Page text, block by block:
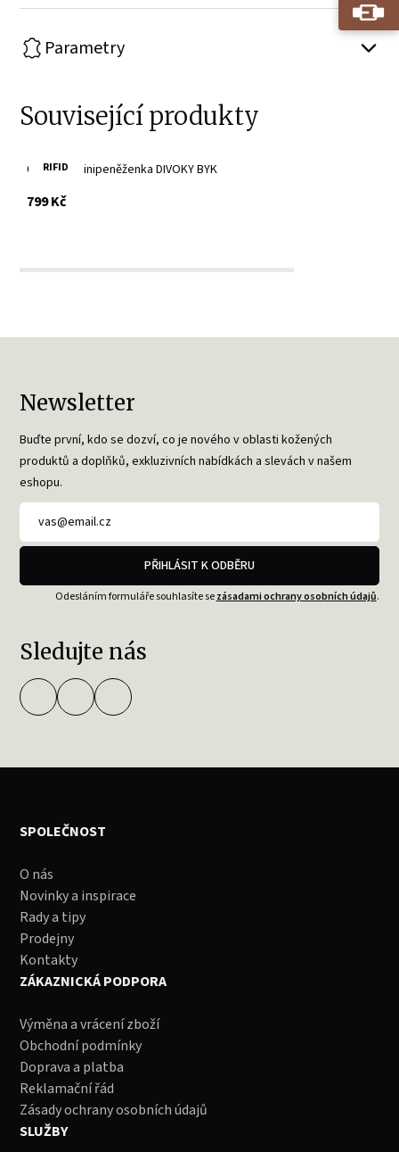
Parametry
Související produkty
RIFID
Červená minipeněženka DIVOKY BYK
799 Kčs DPH
Newsletter
Buďte první, kdo se dozví, co je nového v oblasti kožených
produktů a doplňků, exkluzivních nabídkách a slevách v našem
eshopu.
PŘIHLÁSIT K ODBĚRU
Odesláním formuláře souhlasíte sezásadami ochrany osobních údajů.
Sledujte nás
SPOLEČNOST
O nás
Novinky a inspirace
Rady a tipy
Prodejny
Kontakty
ZÁKAZNICKÁ PODPORA
Výměna a vrácení zboží
Obchodní podmínky
Doprava a platba
Reklamační řád
Zásady ochrany osobních údajů
SLUŽBY